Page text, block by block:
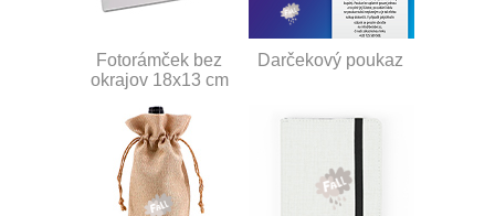
Fotorámček bez
okrajov 18x13 cm
Darčekový poukaz